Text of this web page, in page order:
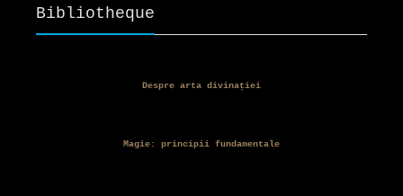
Bibliotheque
Despre arta divinației
Magie: principii fundamentale